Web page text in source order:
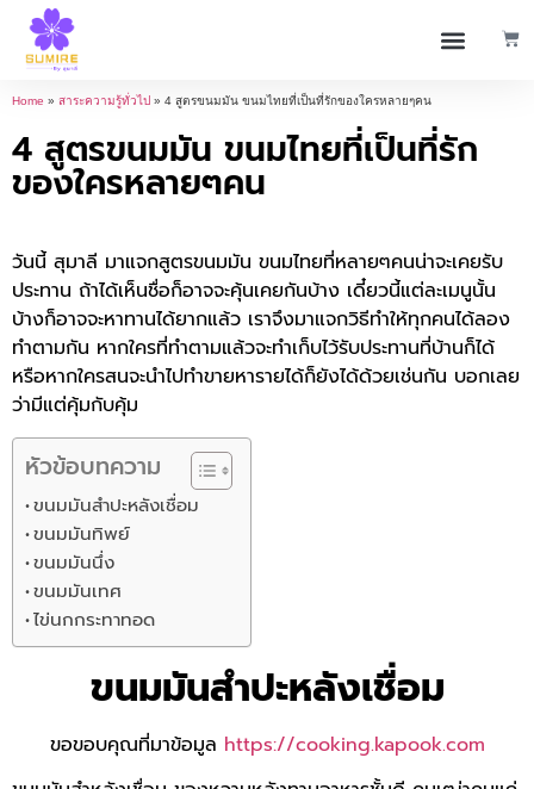
Home » สาระความรู้ทั่วไป » 4 สูตรขนมมัน ขนมไทยที่เป็นที่รักของใครหลายๆคน
4 สูตรขนมมัน ขนมไทยที่เป็นที่รัก
ของใครหลายๆคน
วันนี้ สุมาลี มาแจกสูตรขนมมัน ขนมไทยที่หลายๆคนน่าจะเคยรับ
ประทาน ถ้าได้เห็นชื่อก็อาจจะคุ้นเคยกันบ้าง เดี๋ยวนี้แต่ละเมนูนั้น
บ้างก็อาจจะหาทานได้ยากแล้ว เราจึงมาแจกวิธีทำให้ทุกคนได้ลอง
ทำตามกัน หากใครที่ทำตามแล้วจะทำเก็บไว้รับประทานที่บ้านก็ได้
หรือหากใครสนจะนำไปทำขายหารายได้ก็ยังได้ด้วยเช่นกัน บอกเลย
ว่ามีแต่คุ้มกับคุ้ม
หัวข้อบทความ
ขนมมันสำปะหลังเชื่อม
ขนมมันทิพย์
ขนมมันนึ่ง
ขนมมันเทศ
ไข่นกกระทาทอด
ขนมมันสำปะหลังเชื่อม
ขอขอบคุณที่มาข้อมูล https://cooking.kapook.com